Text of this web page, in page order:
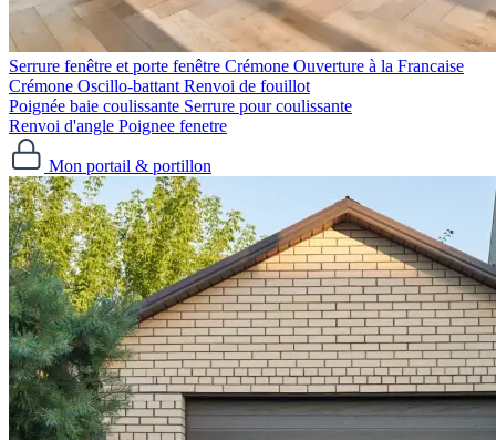
Serrure fenêtre et porte fenêtre Crémone Ouverture à la Francaise
Crémone Oscillo-battant Renvoi de fouillot
Poignée baie coulissante Serrure pour coulissante
Renvoi d'angle Poignee fenetre
Mon portail & portillon